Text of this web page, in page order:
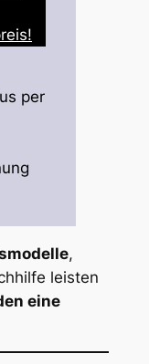
per
,
leisten
eine